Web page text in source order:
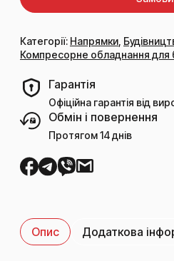
Категорії: Напрямки
Компресорне обладнання для
Гарантія
Офіційна гарантія від
Обмін і повернення
Протягом 14 днів
Опис Додаткова